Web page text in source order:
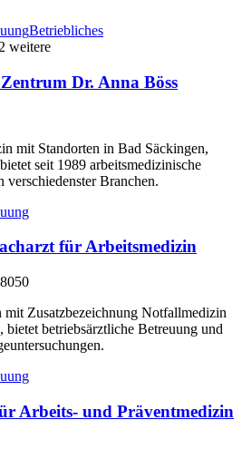
Betriebliches
weitere
Dr. Anna Böss
mit Standorten in Bad Säckingen,
seit 1989 arbeitsmedizinische
Branchen.
für Arbeitsmedizin
Zusatzbezeichnung Notfallmedizin
betriebsärztliche Betreuung und
Arbeits- und Präventmedizin